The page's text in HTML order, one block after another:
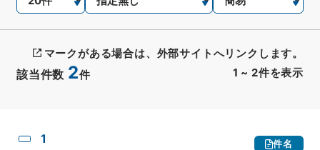
該当件数 2件 1 ~ 2件を表示
マークがある場合は、外部サイトへリンクします。
1 件名